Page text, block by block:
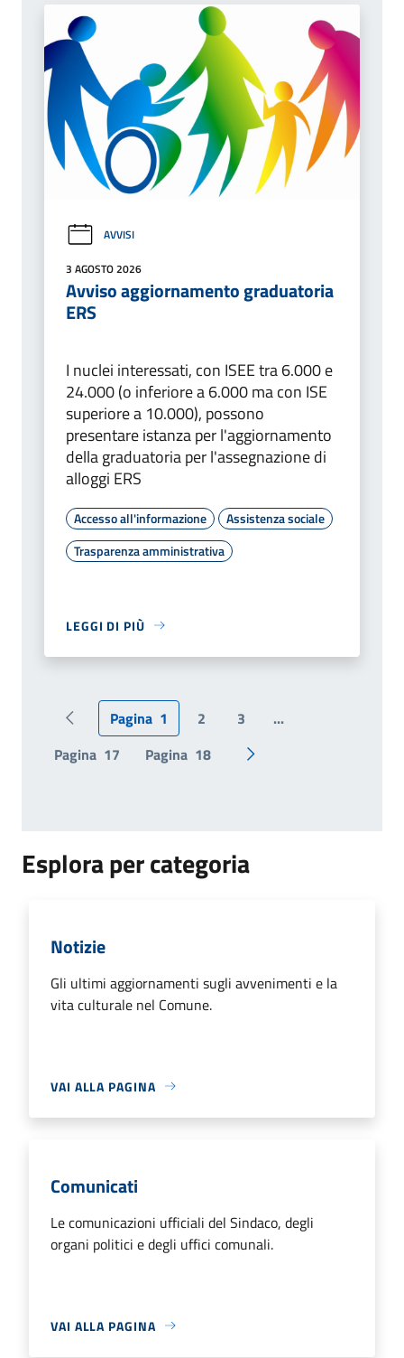
AVVISI
3 AGOSTO 2026
Avviso aggiornamento graduatoria
ERS
I nuclei interessati, con ISEE tra 6.000 e
24.000 (o inferiore a 6.000 ma con ISE
superiore a 10.000), possono
presentare istanza per l'aggiornamento
della graduatoria per l'assegnazione di
alloggi ERS
Accesso all'informazione
Assistenza sociale
Trasparenza amministrativa
LEGGI DI PIÙ
Pagina precedente
Pagina 1 2 3
...
Pagina 17 Pagina 18 Pagina successiva
Esplora per categoria
Notizie
Gli ultimi aggiornamenti sugli avvenimenti e la
vita culturale nel Comune.
VAI ALLA PAGINA
Comunicati
Le comunicazioni ufficiali del Sindaco, degli
organi politici e degli uffici comunali.
VAI ALLA PAGINA